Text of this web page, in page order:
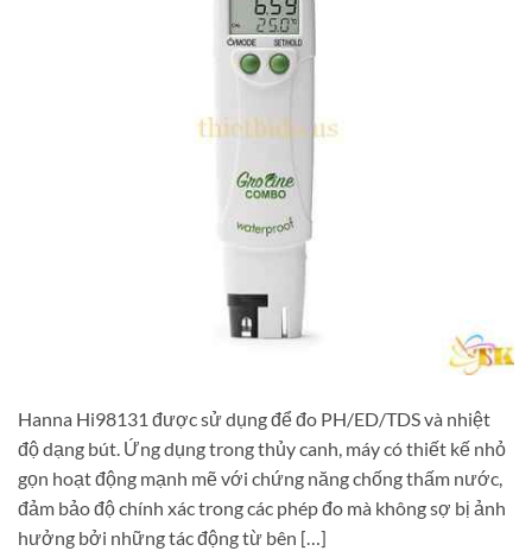
Hanna Hi98131 được sử dụng để đo PH/ED/TDS và nhiệt
độ dạng bút. Ứng dụng trong thủy canh, máy có thiết kế nhỏ
gọn hoạt động mạnh mẽ với chứng năng chống thấm nước,
đảm bảo độ chính xác trong các phép đo mà không sợ bị ảnh
hưởng bởi những tác động từ bên […]